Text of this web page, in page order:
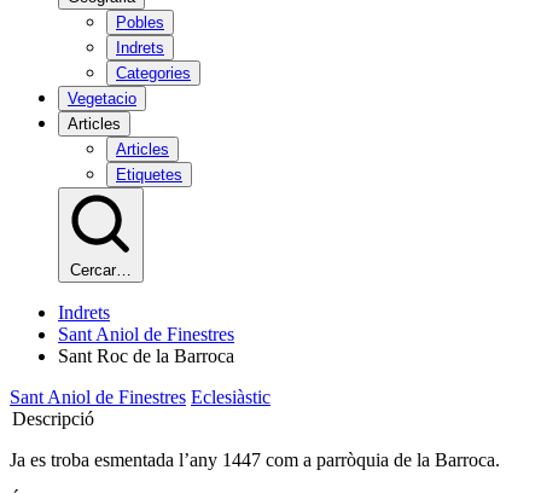
Pobles
Indrets
Categories
Vegetacio
Articles
Articles
Etiquetes
Cercar…
Indrets
Sant Aniol de Finestres
Sant Roc de la Barroca
Sant Aniol de Finestres Eclesiàstic
Descripció
Ja es troba esmentada l’any 1447 com a parròquia de la Barroca.